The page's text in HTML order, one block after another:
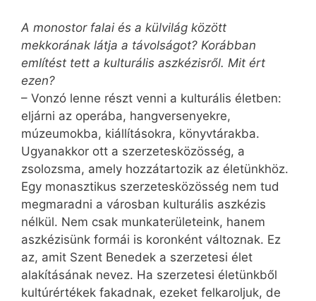
A monostor falai és a külvilág között
mekkorának látja a távolságot? Korábban
említést tett a kulturális aszkézisről. Mit ért
ezen?
– Vonzó lenne részt venni a kulturális életben:
eljárni az operába, hangversenyekre,
múzeumokba, kiállításokra, könyvtárakba.
Ugyanakkor ott a szerzetesközösség, a
zsolozsma, amely hozzátartozik az életünkhöz.
Egy monasztikus szerzetesközösség nem tud
megmaradni a városban kulturális aszkézis
nélkül. Nem csak munkaterületeink, hanem
aszkézisünk formái is koronként változnak. Ez
az, amit Szent Benedek a szerzetesi élet
alakításának nevez. Ha szerzetesi életünkből
kultúrértékek fakadnak, ezeket felkaroljuk, de